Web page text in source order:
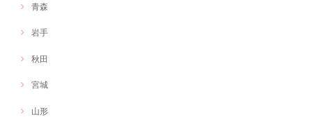
オンライン会議を盛り上げるため、工夫をしたくお願いしました。 会議
青森
岩手
秋田
宮城
山形